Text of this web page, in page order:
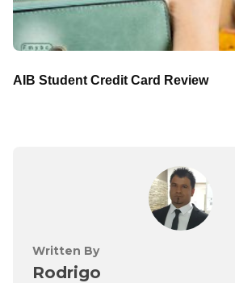
AIB Student Credit Card Review
Written By
Rodrigo